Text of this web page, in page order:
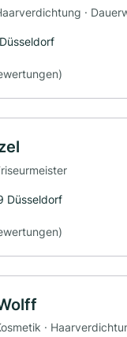
·
Düsseldorf
·